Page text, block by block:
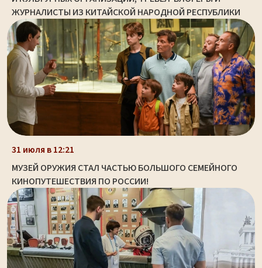
ЖУРНАЛИСТЫ ИЗ КИТАЙСКОЙ НАРОДНОЙ РЕСПУБЛИКИ
31 июля в 12:21
МУЗЕЙ ОРУЖИЯ СТАЛ ЧАСТЬЮ БОЛЬШОГО СЕМЕЙНОГО
КИНОПУТЕШЕСТВИЯ ПО РОССИИ!